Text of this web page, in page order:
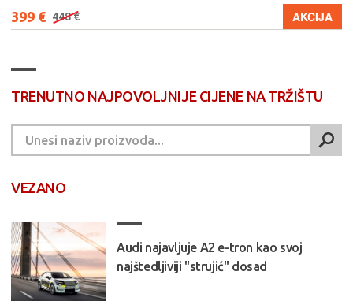
399 € 448 € AKCIJA
TRENUTNO NAJPOVOLJNIJE CIJENE NA TRŽIŠTU
VEZANO
Audi najavljuje A2 e-tron kao svoj
najštedljiviji "strujić" dosad